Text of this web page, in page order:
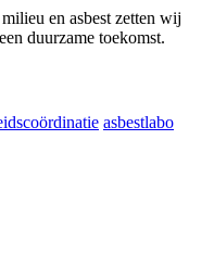
en asbest zetten wij
duurzame toekomst.
asbestlabo